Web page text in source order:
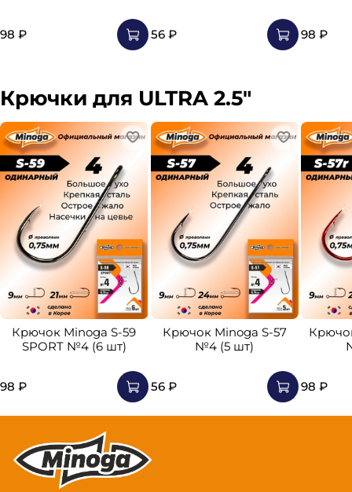
98 ₽ 56 ₽ 98 ₽
Крючки для ULTRA 2.5"
Крючок Minoga S-59
SPORT №4 (6 шт)
98 ₽
Крючок Minoga S-57
№4 (5 шт)
56 ₽ 98 ₽